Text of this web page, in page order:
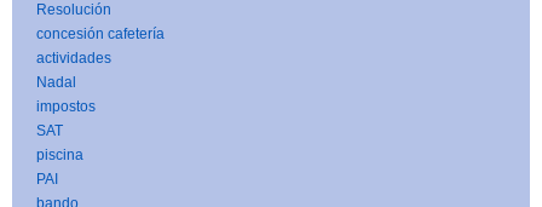
Resolución
concesión cafetería
actividades
Nadal
impostos
SAT
piscina
PAI
bando